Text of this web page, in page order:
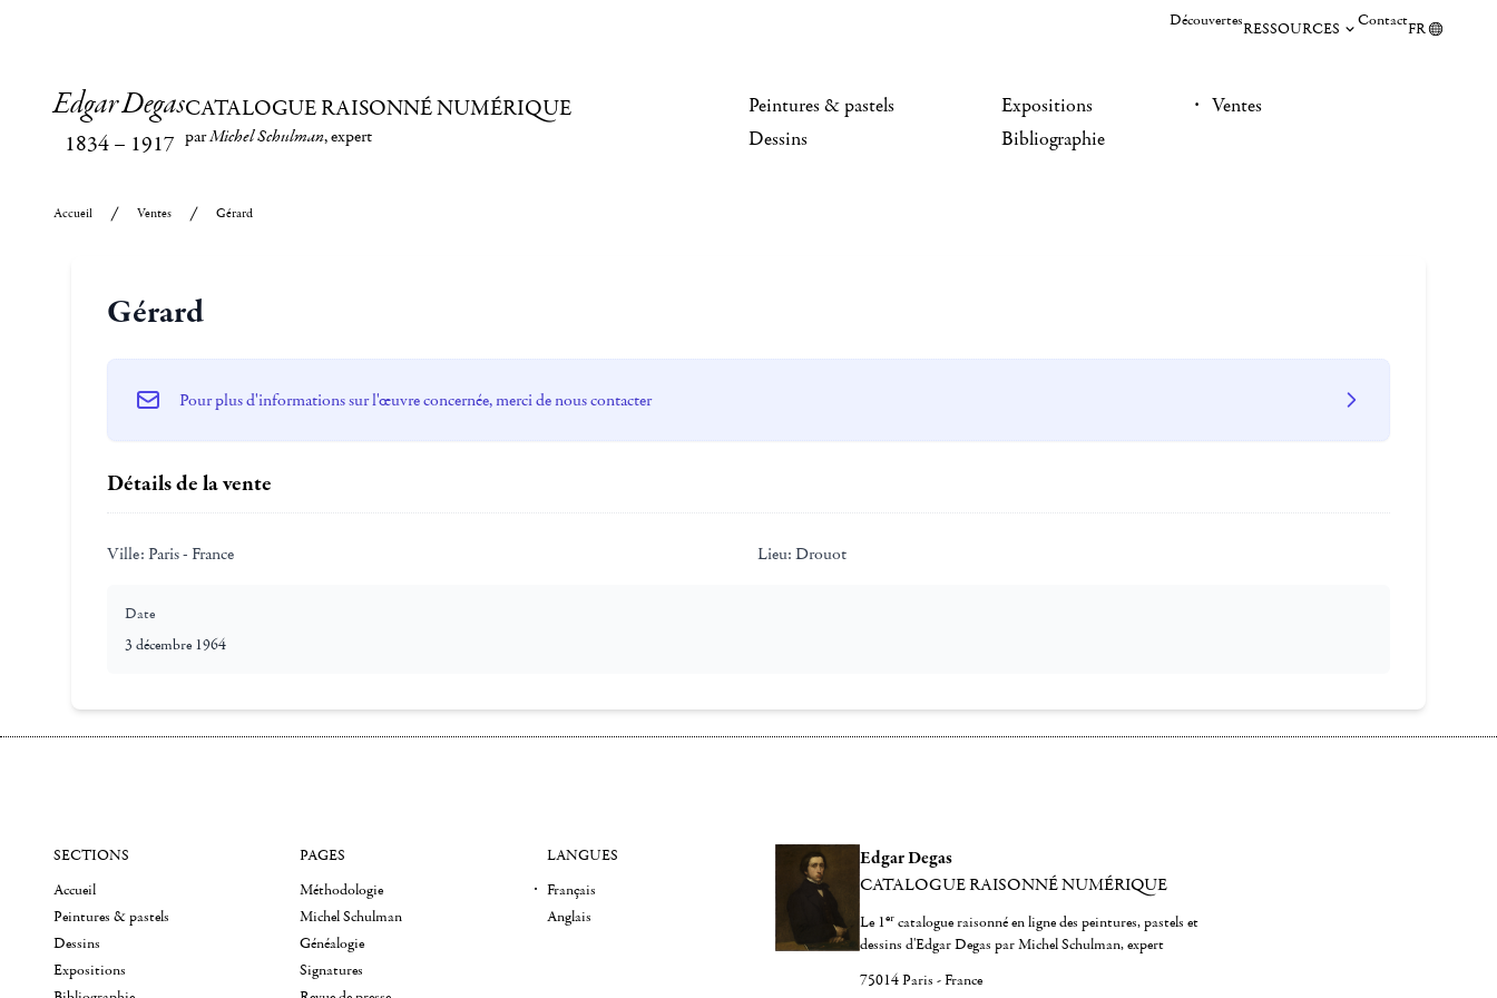
DécouvertesRESSOURCES ContactFR
Edgar Degas
1834– 1917
CATALOGUE RAISONNÉ NUMÉRIQUE
parMichel Schulman, expert
Peintures & pastels
Dessins
Expositions
Bibliographie
Ventes
Accueil Ventes Gérard
Gérard
Pour plus d'informations sur l'œuvre concernée, merci de nous contacter
Détails de la vente
Ville: Paris - France Lieu: Drouot
Date
3 décembre 1964
Edgar Degas
CATALOGUE RAISONNÉ NUMÉRIQUE
Le 1er catalogue raisonné en ligne des peintures, pastels et
dessins d'Edgar Degas par Michel Schulman, expert
75014 Paris - France
SECTIONS
Accueil
Peintures & pastels
Dessins
Expositions
PAGES
Méthodologie
Michel Schulman
Généalogie
Signatures
LANGUES
Français
Anglais